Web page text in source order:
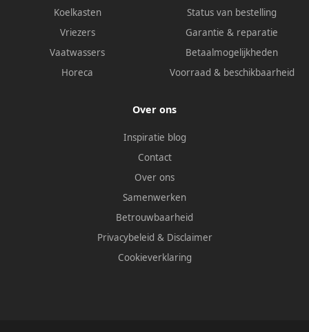
Koelkasten
Vriezers
Vaatwassers
Horeca
Status van bestelling
Garantie & reparatie
Betaalmogelijkheden
Voorraad & beschikbaarheid
Over ons
Inspiratie blog
Contact
Over ons
Samenwerken
Betrouwbaarheid
Privacybeleid & Disclaimer
Cookieverklaring